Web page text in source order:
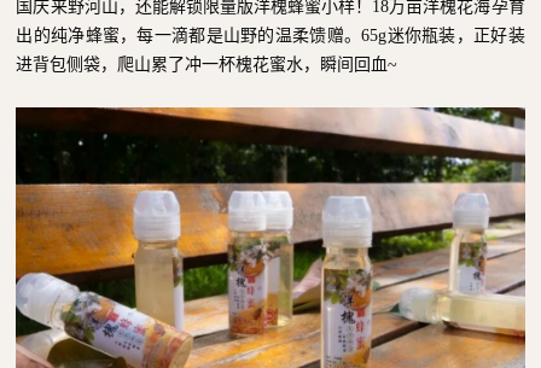
国庆来野河山，还能解锁限量版洋槐蜂蜜小样！18万亩洋槐花海孕育
出的纯净蜂蜜，每一滴都是山野的温柔馈赠。65g迷你瓶装，正好装
进背包侧袋，爬山累了冲一杯槐花蜜水，瞬间回血~